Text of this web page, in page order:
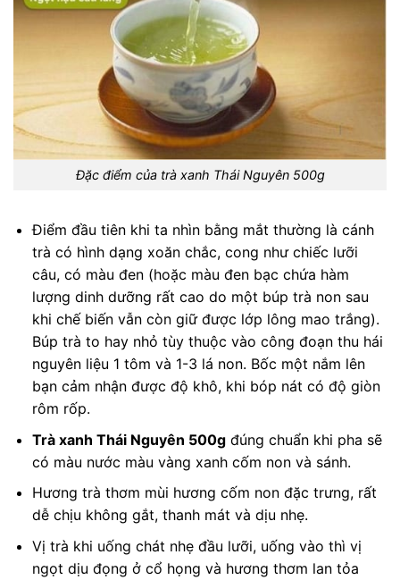
Đặc điểm của trà xanh Thái Nguyên 500g
Điểm đầu tiên khi ta nhìn bằng mắt thường là cánh
trà có hình dạng xoăn chắc, cong như chiếc lưỡi
câu, có màu đen (hoặc màu đen bạc chứa hàm
lượng dinh dưỡng rất cao do một búp trà non sau
khi chế biến vẫn còn giữ được lớp lông mao trắng).
Búp trà to hay nhỏ tùy thuộc vào công đoạn thu hái
nguyên liệu 1 tôm và 1-3 lá non. Bốc một nắm lên
bạn cảm nhận được độ khô, khi bóp nát có độ giòn
rôm rốp.
Trà xanh Thái Nguyên 500gđúng chuẩn khi pha sẽ
có màu nước màu vàng xanh cốm non và sánh.
Hương trà thơm mùi hương cốm non đặc trưng, rất
dễ chịu không gắt, thanh mát và dịu nhẹ.
Vị trà khi uống chát nhẹ đầu lưỡi, uống vào thì vị
ngọt dịu đọng ở cổ họng và hương thơm lan tỏa